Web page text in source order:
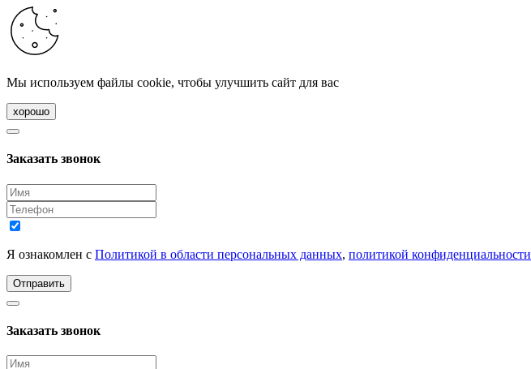
Мы используем файлы cookie, чтобы улучшить сайт для вас
хорошо
Заказать звонок
Я ознакомлен с Политикой в области персональных данных, политикой конфиденциальности
Отправить
Заказать звонок